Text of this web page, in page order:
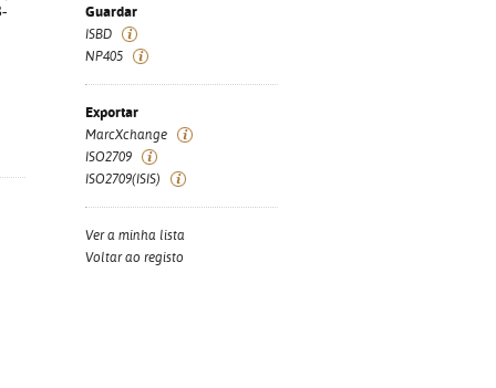
Guardar
ISBD
NP405
Exportar
MarcXchange
ISO2709
ISO2709(ISIS)
Ver a minha lista
Voltar ao registo